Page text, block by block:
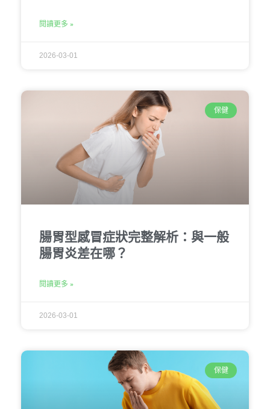
閱讀更多 »
2026-03-01
保健
腸胃型感冒症狀完整解析：與一般
腸胃炎差在哪？
閱讀更多 »
2026-03-01
保健